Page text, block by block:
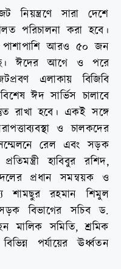
সারা দেশে
পরিচালনা করা হবে।
পাশাপাশি আরও ৫০ জন
ঈদের আগে ও পরে
এলাকায় বিজিবি
ঈদ সার্ভিস চালাবে
রাখা হবে। একই সঙ্গে
ও চালকদের
রেল এবং সড়ক
হাবিবুর রশিদ,
দলের প্রধান সমন্বয়ক ও
শামছুর রহমান শিমুল
বিভাগের সচিব ড.
মালিক সমিতি, শ্রমিক
পর্যায়ের ঊর্ধ্বতন